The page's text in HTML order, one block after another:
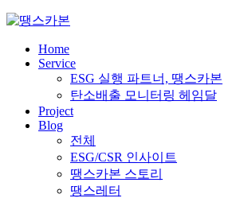
Skip
contentHome
Service
ESG 실행 파트너, 땡스카본
탄소배출 모니터링 헤임달
Project
Blog
전체
ESG/CSR 인사이트
땡스카본 스토리
땡스레터